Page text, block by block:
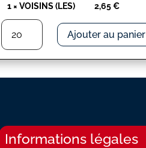
1 ×VOISINS (LES) 2,65€
quantité
VOISINS
(LES)
Ajouter au panier
Informations légales